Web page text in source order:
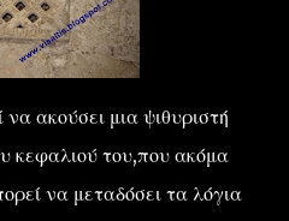
ακούσει μια ψιθυριστή
κεφαλιού του,που ακόμα
να μεταδόσει τα λόγια